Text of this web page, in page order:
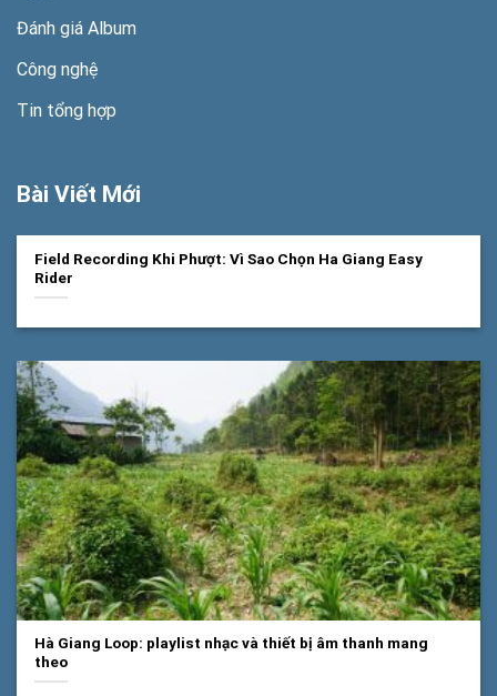
Đánh giá Album
Công nghệ
Tin tổng hợp
Bài Viết Mới
Field Recording Khi Phượt: Vì Sao Chọn Ha Giang Easy
Rider
Hà Giang Loop: playlist nhạc và thiết bị âm thanh mang
theo